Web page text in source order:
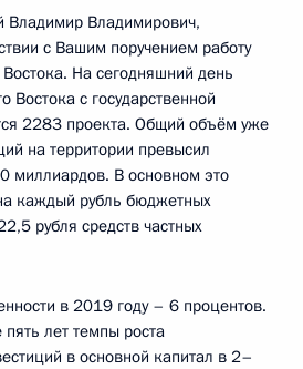
Владимир Владимирович,
с Вашим поручением работу
На сегодняшний день
Востока с государственной
2283 проекта. Общий объём уже
на территории превысил
миллиардов. В основном это
каждый рубль бюджетных
рубля средств частных
в 2019 году – 6 процентов.
лет темпы роста
в основной капитал в 2–